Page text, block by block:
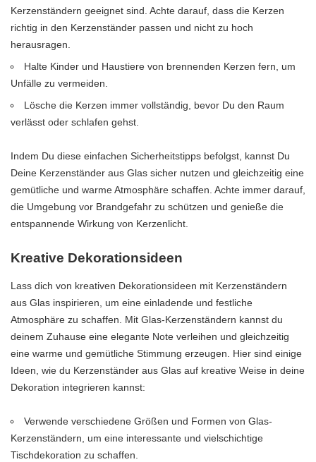
Kerzenständern geeignet sind. Achte darauf, dass die Kerzen
richtig in den Kerzenständer passen und nicht zu hoch
herausragen.
Halte Kinder und Haustiere von brennenden Kerzen fern, um
Unfälle zu vermeiden.
Lösche die Kerzen immer vollständig, bevor Du den Raum
verlässt oder schlafen gehst.
Indem Du diese einfachen Sicherheitstipps befolgst, kannst Du
Deine Kerzenständer aus Glas sicher nutzen und gleichzeitig eine
gemütliche und warme Atmosphäre schaffen. Achte immer darauf,
die Umgebung vor Brandgefahr zu schützen und genieße die
entspannende Wirkung von Kerzenlicht.
Kreative Dekorationsideen
Lass dich von kreativen Dekorationsideen mit Kerzenständern
aus Glas inspirieren, um eine einladende und festliche
Atmosphäre zu schaffen. Mit Glas-Kerzenständern kannst du
deinem Zuhause eine elegante Note verleihen und gleichzeitig
eine warme und gemütliche Stimmung erzeugen. Hier sind einige
Ideen, wie du Kerzenständer aus Glas auf kreative Weise in deine
Dekoration integrieren kannst:
Verwende verschiedene Größen und Formen von Glas-
Kerzenständern, um eine interessante und vielschichtige
Tischdekoration zu schaffen.